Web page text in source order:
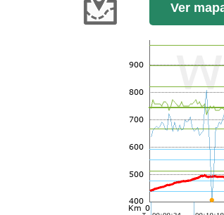
Ver